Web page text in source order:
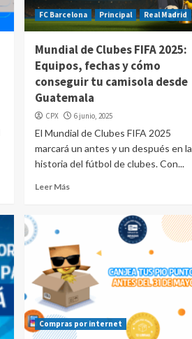
FC Barcelona Principal Real Madrid
Mundial de Clubes FIFA 2025:
Equipos, fechas y cómo
conseguir tu camisola desde
Guatemala
CPX 6 junio, 2025
El Mundial de Clubes FIFA 2025
marcará un antes y un después en la
historia del fútbol de clubes. Con...
Leer Más
Compras por internet